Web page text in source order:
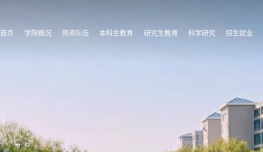
首页 学院概况 师资队伍 本科生教育 研究生教育 科学研究 招生就业